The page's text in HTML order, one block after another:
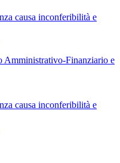
causa inconferibilità e
Amministrativo-Finanziario e
causa inconferibilità e